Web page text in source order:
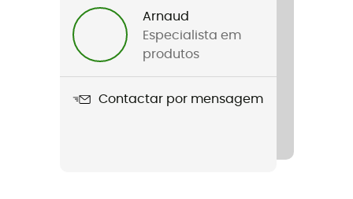
Arnaud
Especialista em
produtos
Contactar por mensagem